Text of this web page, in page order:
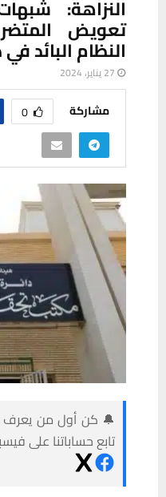
النزاهة:
تعويض
النظام البائد
27 يناير، 2024
مشاركة 0
🔔 كن أول من يعرف
تابع حساباتنا على